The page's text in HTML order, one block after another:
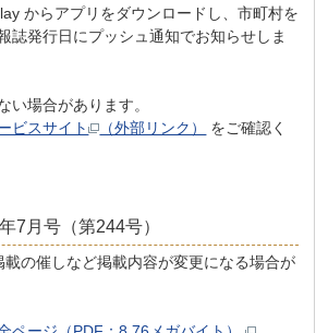
からアプリをダウンロードし、市町村を
誌発行日にプッシュ通知でお知らせしま
い場合があります。
ビスサイト （外部リンク）
をご確認く
7月号（第244号）
の催しなど掲載内容が変更になる場合が